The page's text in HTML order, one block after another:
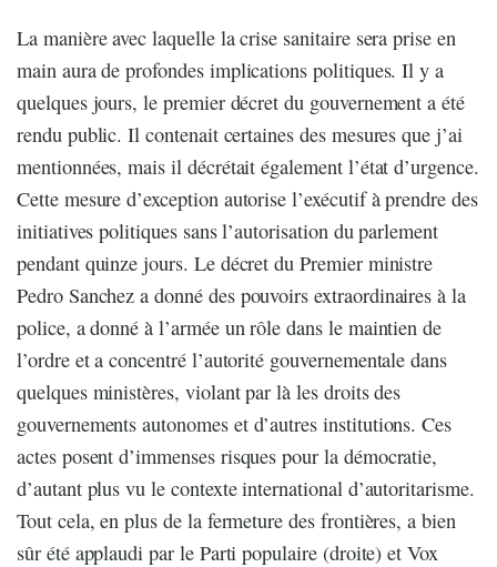
La manière avec laquelle la crise sanitaire sera prise en
main aura de profondes implications politiques. Il y a
quelques jours, le premier décret du gouvernement a été
rendu public. Il contenait certaines des mesures que j’ai
mentionnées, mais il décrétait également l’état d’urgence.
Cette mesure d’exception autorise l’exécutif à prendre des
initiatives politiques sans l’autorisation du parlement
pendant quinze jours. Le décret du Premier ministre
Pedro Sanchez a donné des pouvoirs extraordinaires à la
police, a donné à l’armée un rôle dans le maintien de
l’ordre et a concentré l’autorité gouvernementale dans
quelques ministères, violant par là les droits des
gouvernements autonomes et d’autres institutions. Ces
actes posent d’immenses risques pour la démocratie,
d’autant plus vu le contexte international d’autoritarisme.
Tout cela, en plus de la fermeture des frontières, a bien
sûr été applaudi par le Parti populaire (droite) et Vox